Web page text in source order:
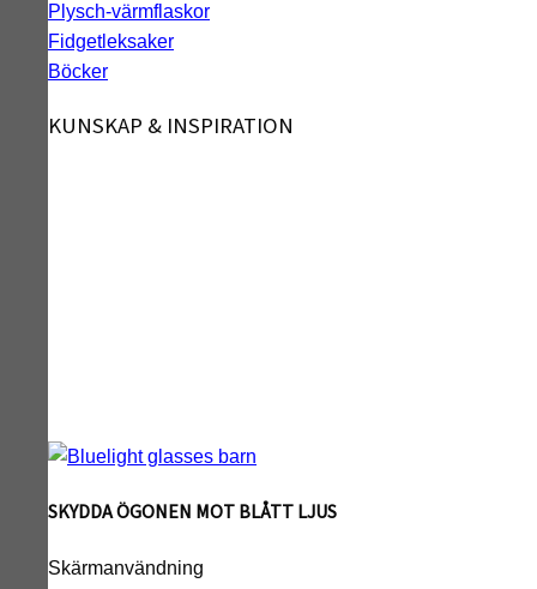
Plysch-värmflaskor
Fidgetleksaker
Böcker
KUNSKAP & INSPIRATION
SKYDDA ÖGONEN MOT BLÅTT LJUS
Skärmanvändning